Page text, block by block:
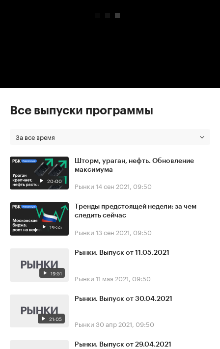
Все выпуски программы
За все время
20:00
Шторм, ураган, нефть. Обновление
максимума
Рынки 14 сен 2021, 09:50
19:55
Тренды предстоящей недели: за чем
следить сейчас
Рынки 13 сен 2021, 09:50
19:51
Рынки. Выпуск от 11.05.2021
Рынки 11 мая 2021, 09:50
21:05
Рынки. Выпуск от 30.04.2021
Рынки 30 апр 2021, 09:50
Рынки. Выпуск от 29.04.2021